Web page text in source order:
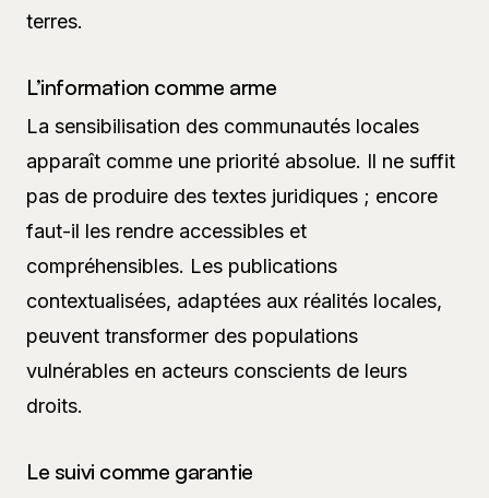
terres.
L’information comme arme
La sensibilisation des communautés locales
apparaît comme une priorité absolue. Il ne suffit
pas de produire des textes juridiques ; encore
faut-il les rendre accessibles et
compréhensibles. Les publications
contextualisées, adaptées aux réalités locales,
peuvent transformer des populations
vulnérables en acteurs conscients de leurs
droits.
Le suivi comme garantie